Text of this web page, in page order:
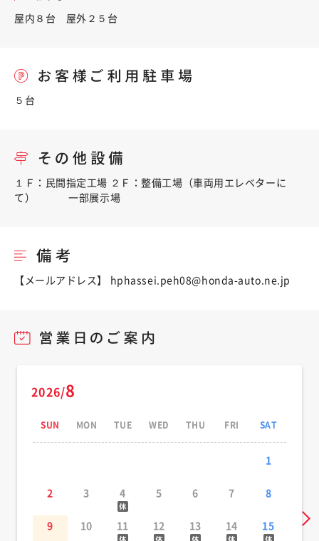
屋内８台 屋外２５台
５台
１Ｆ：民間指定工場 ２Ｆ：整備工場（車両用エレベターに
て） 一部展示場
【メールアドレス】 hphassei.peh08@honda-auto.ne.jp
2026/8
SUN MON TUE WED THU FRI SAT
1
2 3 4 5 6 7 8
9 10 11 12 13 14 15